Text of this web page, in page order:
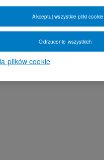
plików cookie
Odrzucenie wszystkich
Akceptuj wszystkie pliki cookie